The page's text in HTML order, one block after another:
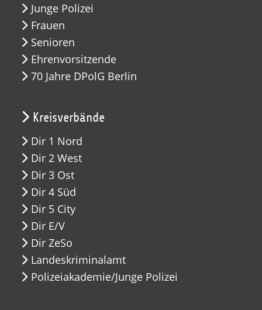
Junge Polizei
Frauen
Senioren
Ehrenvorsitzende
70 Jahre DPolG Berlin
Kreisverbände
Dir 1 Nord
Dir 2 West
Dir 3 Ost
Dir 4 Süd
Dir 5 City
Dir E/V
Dir ZeSo
Landeskriminalamt
Polizeiakademie/Junge Polizei